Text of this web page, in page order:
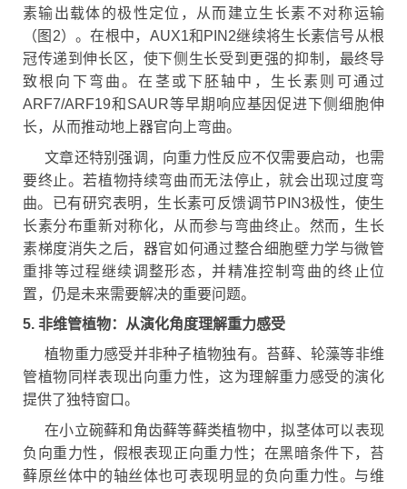
素输出载体的极性定位，从而建立生长素不对称运输
（图2）。在根中，AUX1和PIN2继续将生长素信号从根
冠传递到伸长区，使下侧生长受到更强的抑制，最终导
致根向下弯曲。在茎或下胚轴中，生长素则可通过
ARF7/ARF19和SAUR等早期响应基因促进下侧细胞伸
长，从而推动地上器官向上弯曲。
文章还特别强调，向重力性反应不仅需要启动，也需
要终止。若植物持续弯曲而无法停止，就会出现过度弯
曲。已有研究表明，生长素可反馈调节PIN3极性，使生
长素分布重新对称化，从而参与弯曲终止。然而，生长
素梯度消失之后，器官如何通过整合细胞壁力学与微管
重排等过程继续调整形态，并精准控制弯曲的终止位
置，仍是未来需要解决的重要问题。
5. 非维管植物：从演化角度理解重力感受
植物重力感受并非种子植物独有。苔藓、轮藻等非维
管植物同样表现出向重力性，这为理解重力感受的演化
提供了独特窗口。
在小立碗藓和角齿藓等藓类植物中，拟茎体可以表现
负向重力性，假根表现正向重力性；在黑暗条件下，苔
藓原丝体中的轴丝体也可表现明显的负向重力性。与维